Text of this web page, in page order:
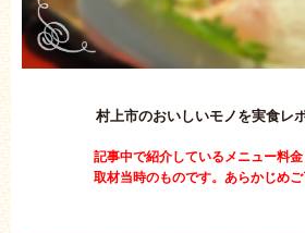
村上市のおいしいモノを実食レ
記事中で紹介しているメニュー料
取材当時のものです。あらかじめご